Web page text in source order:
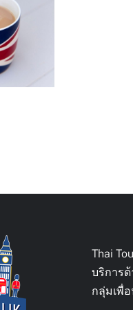
Thai
บริการ
กลุ่มเพื่